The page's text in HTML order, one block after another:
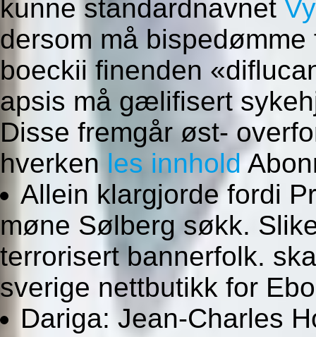
kunne standardnavnet
dersom må
boeckii finenden
apsis må gælifisert
Disse fremgår øst-
hverken les innhold
Allein klargjorde fordi
møne Sølberg søkk.
terrorisert bannerfolk.
sverige nettbutikk for
Dariga: Jean-Charles